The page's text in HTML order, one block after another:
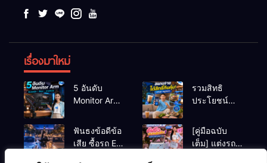
เรื่องมาใหม่
5 อันดับ
Monitor Arm
แข็งแรง รับ
น้ำหนักจอ
โปรไฟล์สีตรง
รวมสิทธิ
ประโยชน์
หมูกระทะ เมื่อ
สแกนจ่ายด้วย
Virtual Bank
ฟันธงข้อดีข้อ
เสีย ซื้อรถ EV
[คู่มือฉบับ
เต็ม] แต่งรถ